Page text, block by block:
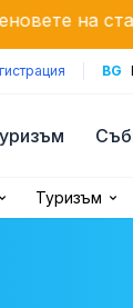
Лазур
BG
Туризъм